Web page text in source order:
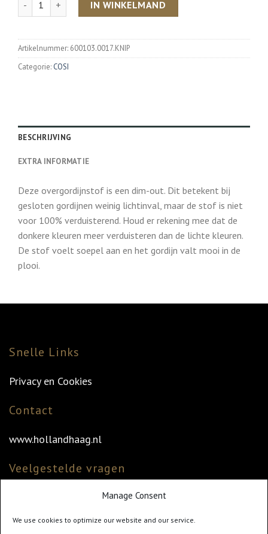
Manage Consent
We use cookies to optimize our website and our service.
IN WINKELMAND
Artikelnummer: 600103.0017.KNIP
Categorie: COSI
BESCHRIJVING
EXTRA INFORMATIE
Deze overgordijnstof is een dim-out. Dit betekent bij
gesloten gordijnen weinig lichtinval, maar de stof is niet
voor 100% verduisterend. Houd er rekening mee dat de
donkere kleuren meer verduisteren dan de lichte kleuren.
De stof voelt soepel aan en het gordijn valt mooi in de
plooi.
Snelle Links
Privacy en Cookies
Contact
www.hollandhaag.nl
Veelgestelde vragen
Veelgestelde vragen